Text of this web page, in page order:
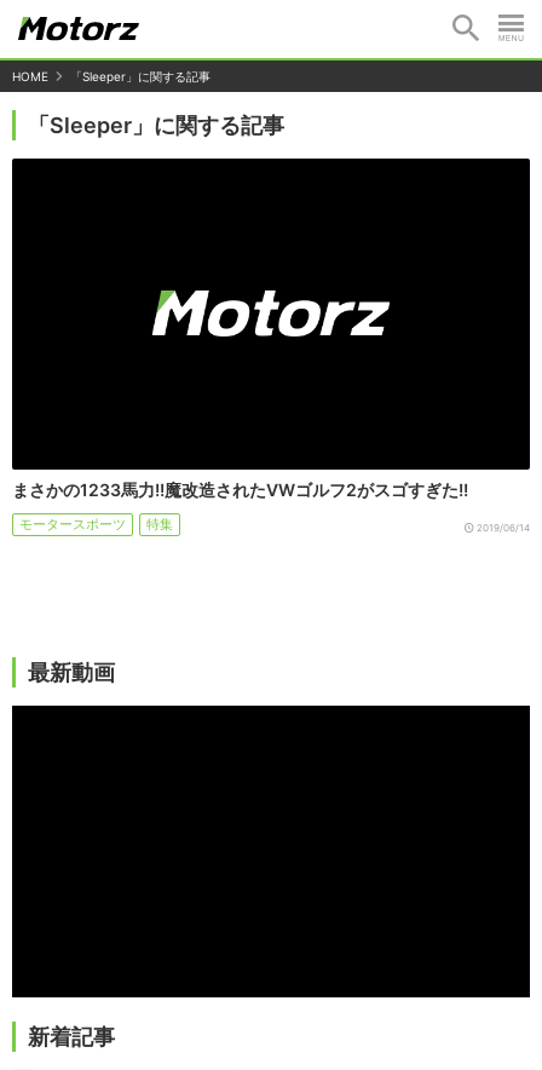
HOME 「Sleeper」に関する記事
「Sleeper」に関する記事
まさかの1233馬力!!魔改造されたVWゴルフ2がスゴすぎた!!
モータースポーツ 特集 2019/06/14
最新動画
新着記事